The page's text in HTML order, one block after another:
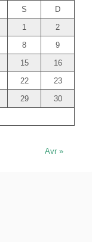
S
D
1
2
8
9
15
16
22
23
29
30
Avr »